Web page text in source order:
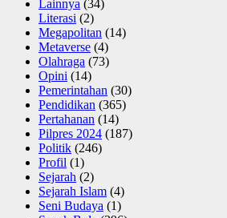
Lainnya (34)
Literasi (2)
Megapolitan (14)
Metaverse (4)
Olahraga (73)
Opini (14)
Pemerintahan (30)
Pendidikan (365)
Pertahanan (14)
Pilpres 2024 (187)
Politik (246)
Profil (1)
Sejarah (2)
Sejarah Islam (4)
Seni Budaya (1)